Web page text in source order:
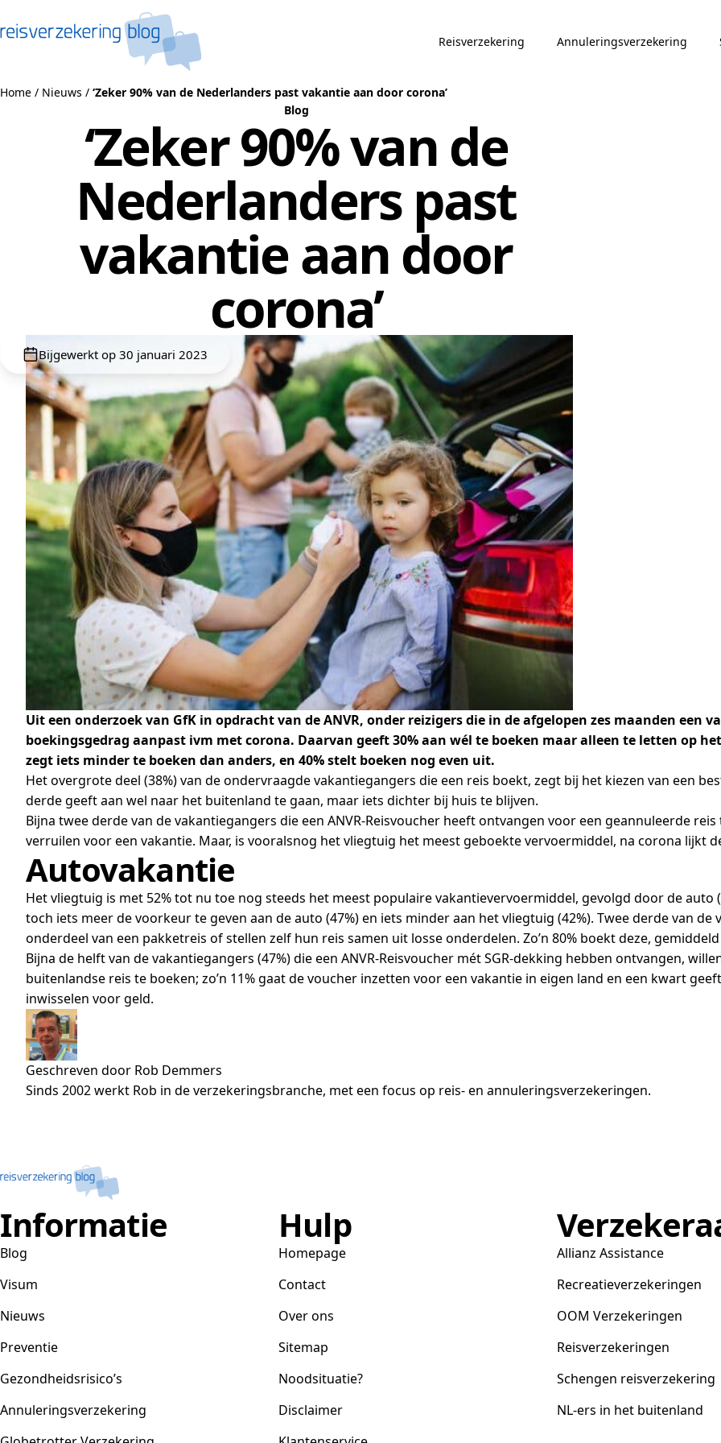
Reisverzekering Annuleringsverzekering
Home / Nieuws / ‘Zeker 90% van de Nederlanders past vakantie aan door corona’
Blog
‘Zeker 90% van de
Nederlanders past
vakantie aan door
corona’
Bijgewerkt op 30 januari 2023
Uit een onderzoek van GfK in opdracht van de ANVR, onder reizigers die in de afgelopen zes maanden een
boekingsgedrag aanpast ivm met corona. Daarvan geeft 30% aan wél te boeken maar alleen te letten op
zegt iets minder te boeken dan anders, en 40% stelt boeken nog even uit.
Het overgrote deel (38%) van de ondervraagde vakantiegangers die een reis boekt, zegt bij het kiezen van een
derde geeft aan wel naar het buitenland te gaan, maar iets dichter bij huis te blijven.
Bijna twee derde van de vakantiegangers die een ANVR-Reisvoucher heeft ontvangen voor een geannuleerde
verruilen voor een vakantie. Maar, is vooralsnog het vliegtuig het meest geboekte vervoermiddel, na corona lijkt
Autovakantie
Het vliegtuig is met 52% tot nu toe nog steeds het meest populaire vakantievervoermiddel, gevolgd door de
toch iets meer de voorkeur te geven aan de auto (47%) en iets minder aan het vliegtuig (42%). Twee derde van
onderdeel van een pakketreis of stellen zelf hun reis samen uit losse onderdelen. Zo’n 80% boekt deze,
Bijna de helft van de vakantiegangers (47%) die een ANVR-Reisvoucher mét SGR-dekking hebben ontvangen,
buitenlandse reis te boeken; zo’n 11% gaat de voucher inzetten voor een vakantie in eigen land en een kwart
inwisselen voor geld.
Geschreven door Rob Demmers
Sinds 2002 werkt Rob in de verzekeringsbranche, met een focus op reis- en annuleringsverzekeringen.
Informatie
Blog
Visum
Nieuws
Preventie
Gezondheidsrisico’s
Annuleringsverzekering
Hulp
Homepage
Contact
Over ons
Sitemap
Noodsituatie?
Disclaimer
Allianz Assistance
Recreatieverzekeringen
OOM Verzekeringen
Reisverzekeringen
Schengen reisverzekering
NL-ers in het buitenland